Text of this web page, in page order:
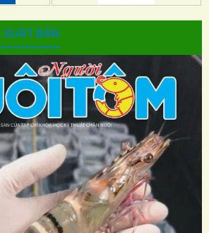
XUẤT BẢN